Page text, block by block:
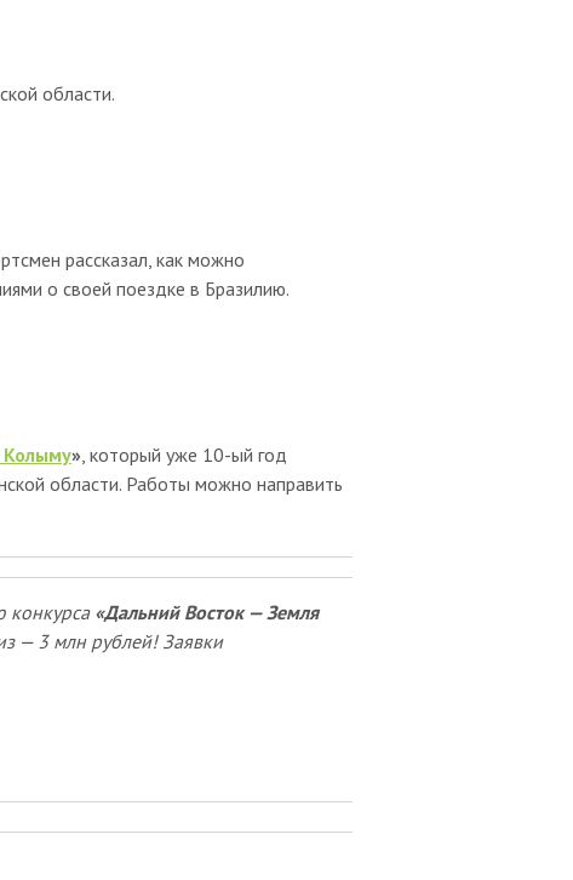
области.
рассказал, как можно
о своей поездке в Бразилию.
Колыму», который уже 10-ый год
области. Работы можно направить
конкурса «Дальний Восток — Земля
— 3 млн рублей! Заявки